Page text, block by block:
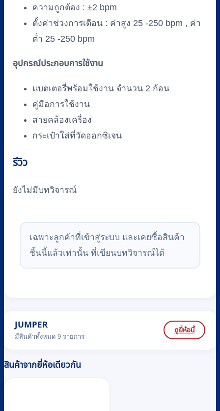
ความถูกต้อง : ±2 bpm
ตั้งค่าช่วงการเตือน : ค่าสูง 25 -250 bpm , ค่า
ต่ำ 25 -250 bpm
อุปกรณ์ประกอบการใช้งาน
แบตเตอรี่พร้อมใช้งาน จำนวน 2 ก้อน
คู่มือการใช้งาน
สายคล้องเครื่อง
กระเป๋าใส่ที่วัดออกซิเจน
รีวิว
ยังไม่มีบทวิจารณ์
เฉพาะลูกค้าที่เข้าสู่ระบบ และเคยซื้อสินค้า
ชิ้นนี้แล้วเท่านั้น ที่เขียนบทวิจารณ์ได้
JUMPER
มีสินค้าทั้งหมด 9 รายการ
ดูยี่ห้อนี้
สินค้าจากยี่ห้อเดียวกัน